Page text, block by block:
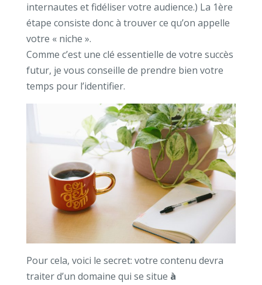
internautes et fidéliser votre audience.) La 1ère
étape consiste donc à trouver ce qu’on appelle
votre « niche ».
Comme c’est une clé essentielle de votre succès
futur, je vous conseille de prendre bien votre
temps pour l’identifier.
Pour cela, voici le secret: votre contenu devra
traiter d’un domaine qui se situe à